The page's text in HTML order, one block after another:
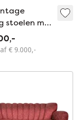
stoelen met
van
voor
€ 9.000,-